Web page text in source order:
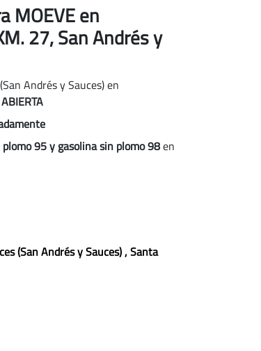
MOEVEen
27, San Andrés y
Andrés y Sauces)en
ABIERTA
95 y gasolina sin plomo 98en
(San Andrés y Sauces), Santa